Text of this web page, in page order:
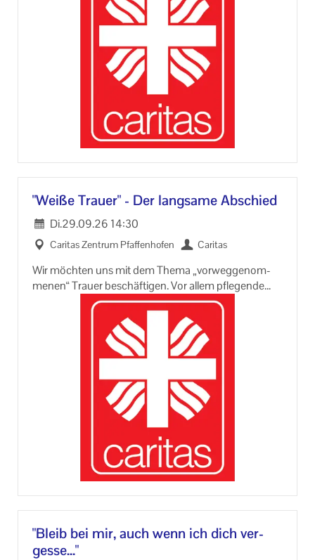
Über einen frei­wil­li­gen Bei­trag zum Früh­stücks­buf­fet
wür­den wir uns freu­en.
Die Ver­an­stal­tung ist kos­ten­los.
"Weiße Trau­er" - Der lang­sa­me Ab­schied
Di.29.09.26 14:30
Ca­ri­tas Zen­trum Pfaf­fen­ho­fen Ca­ri­tas
Wir möch­ten uns mit dem Thema „vor­weg­ge­nom­
me­nen“ Trau­er be­schäf­ti­gen. Vor allem pfle­gen­de
An­ge­hö­ri­ge er­le­ben sie und füh­len sich oft damit al­
Was ist weiße Trau­er? Warum wird sie oft nicht er­
kannt? Wie gehe ich damit um und was kann mir hel­
"Bleib bei mir, auch wenn ich dich ver­
ges­se..."